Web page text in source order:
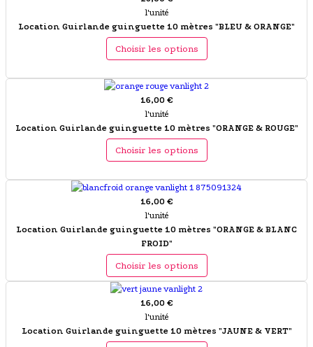
l'unité
Location Guirlande guinguette 10 mètres "BLEU & ORANGE"
Choisir les options
16,00 €
l'unité
Location Guirlande guinguette 10 mètres "ORANGE & ROUGE"
Choisir les options
16,00 €
l'unité
Location Guirlande guinguette 10 mètres "ORANGE & BLANC
FROID"
Choisir les options
16,00 €
l'unité
Location Guirlande guinguette 10 mètres "JAUNE & VERT"